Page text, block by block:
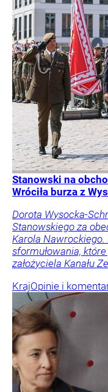
Stanowski na
Wróciła burza z
Dorota Wysocka-
Stanowskiego za
Karola Nawrockiego.
sformułowania,
założyciela Kanału
KrajOpinie i